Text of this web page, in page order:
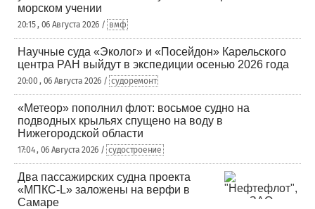
морском учении
20:15 , 06 Августа 2026 / вмф
Научные суда «Эколог» и «Посейдон» Карельского
центра РАН выйдут в экспедиции осенью 2026 года
20:00 , 06 Августа 2026 / судоремонт
«Метеор» пополнил флот: восьмое судно на
подводных крыльях спущено на воду в
Нижегородской области
17:04 , 06 Августа 2026 / судостроение
Два пассажирских судна проекта
«МПКС-L» заложены на верфи в
Самаре